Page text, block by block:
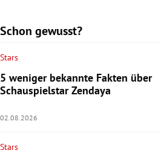
Schon gewusst?
Stars
5 weniger bekannte Fakten über
Schauspielstar Zendaya
02.08.2026
Stars